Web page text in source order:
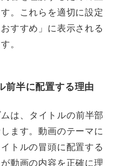
。これらを適切に設定
すすめ」に表示される
。
前半に配置する理由
は、タイトルの前半部
ます。動画のテーマに
トルの冒頭に配置する
動画の内容を正確に理